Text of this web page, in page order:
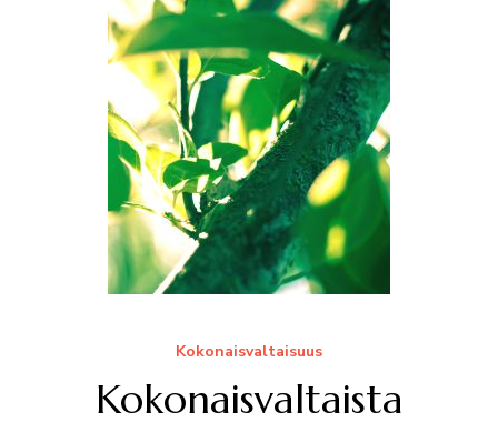
Kokonaisvaltaisuus
Kokonaisvaltaista